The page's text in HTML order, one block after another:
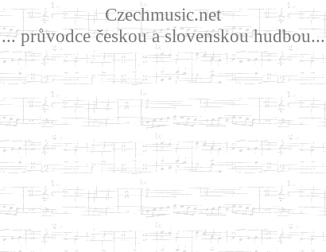
Czechmusic.net
... průvodce českou a slovenskou hudbou...